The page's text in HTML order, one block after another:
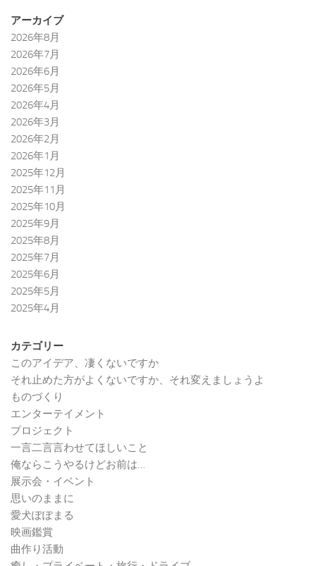
アーカイブ
2026年8月
2026年7月
2026年6月
2026年5月
2026年4月
2026年3月
2026年2月
2026年1月
2025年12月
2025年11月
2025年10月
2025年9月
2025年8月
2025年7月
2025年6月
2025年5月
2025年4月
カテゴリー
このアイデア、凄くないですか
それ止めた方がよくないですか、それ変えましょうよ
ものづくり
エンターテイメント
プロジェクト
一言二言言わせてほしいこと
俺ならこうやるけどお前は…
展示会・イベント
思いのままに
愛犬ぽぽまる
映画鑑賞
曲作り活動